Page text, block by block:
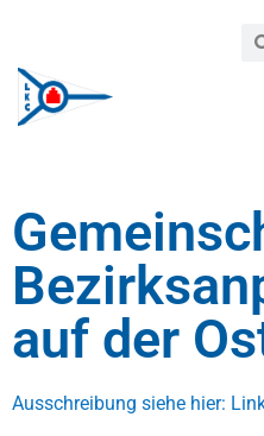
auf der
Ausschreibung siehe hier: